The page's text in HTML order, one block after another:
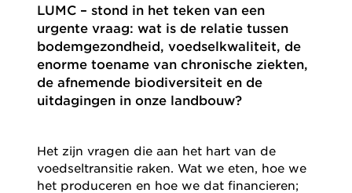
LUMC – stond in het teken van een
urgente vraag: wat is de relatie tussen
bodemgezondheid, voedselkwaliteit, de
enorme toename van chronische ziekten,
de afnemende biodiversiteit en de
uitdagingen in onze landbouw?
Het zijn vragen die aan het hart van de
voedseltransitie raken. Wat we eten, hoe we
het produceren en hoe we dat financieren;